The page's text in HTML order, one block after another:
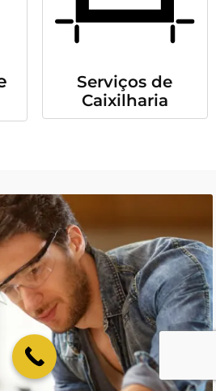
Serviços de
Caixilharia
podemos ajudar?